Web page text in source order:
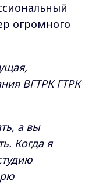
огромного
ВГТРК ГТРК
а вы
Когда я